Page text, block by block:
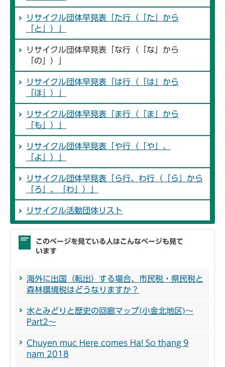
リサイクル団体早見表「た行（「た」から
「と」）」
リサイクル団体早見表「な行（「な」から
「の」）」
リサイクル団体早見表「は行（「は」から
「ほ」）」
リサイクル団体早見表「ま行（「ま」から
「も」）」
リサイクル団体早見表「や行（「や」、
「よ」）」
リサイクル団体早見表「ら行、わ行（「ら」から
「ろ」、「わ」）」
リサイクル活動団体リスト
このページを見ている人はこんなページも見て
います
海外に出国（転出）する場合、市民税・県民税と
森林環境税はどうなりますか？
水とみどりと歴史の回廊マップ(小金北地区)～
Part2～
Chuyen muc Here comes Ha! So thang 9
nam 2018